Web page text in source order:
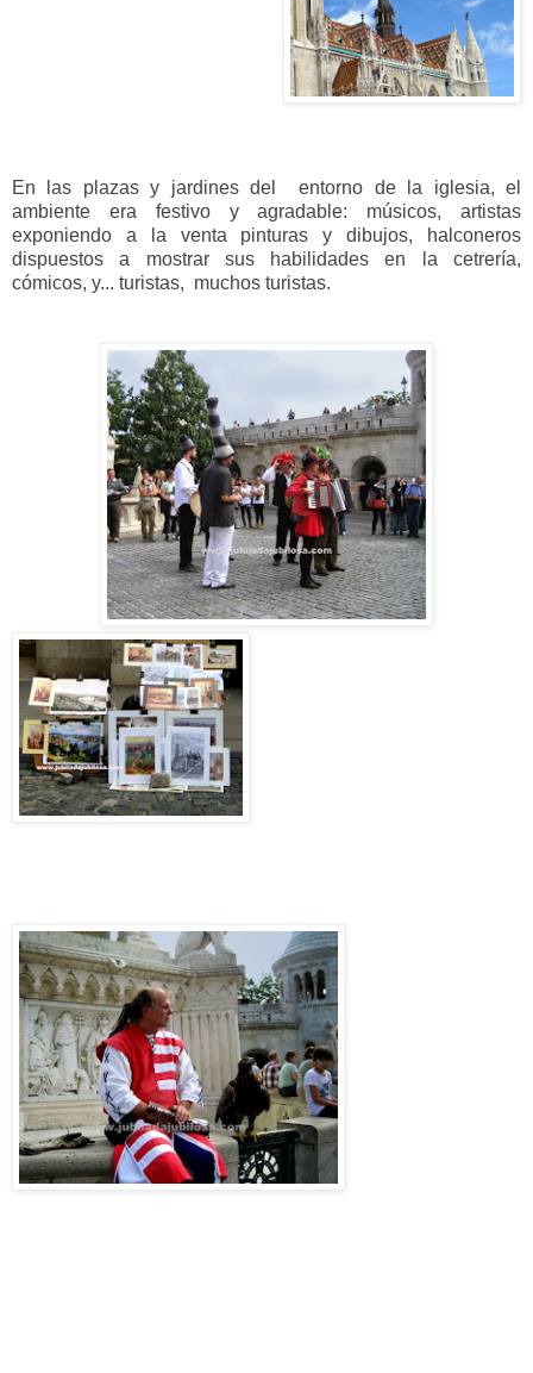
En las plazas y jardines del entorno de la iglesia, el
ambiente era festivo y agradable: músicos, artistas
exponiendo a la venta pinturas y dibujos, halconeros
dispuestos a mostrar sus habilidades en la cetrería,
cómicos, y... turistas, muchos turistas.